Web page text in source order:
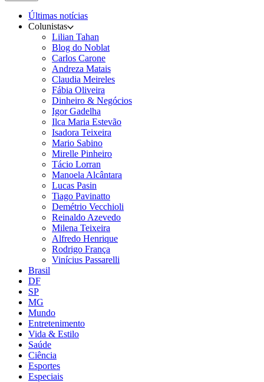
Últimas notícias
Colunistas
Lilian Tahan
Blog do Noblat
Carlos Carone
Andreza Matais
Claudia Meireles
Fábia Oliveira
Dinheiro & Negócios
Igor Gadelha
Ilca Maria Estevão
Isadora Teixeira
Mario Sabino
Mirelle Pinheiro
Tácio Lorran
Manoela Alcântara
Lucas Pasin
Tiago Pavinatto
Demétrio Vecchioli
Reinaldo Azevedo
Milena Teixeira
Alfredo Henrique
Rodrigo França
Vinícius Passarelli
Brasil
DF
SP
MG
Mundo
Entretenimento
Vida & Estilo
Saúde
Ciência
Esportes
Especiais